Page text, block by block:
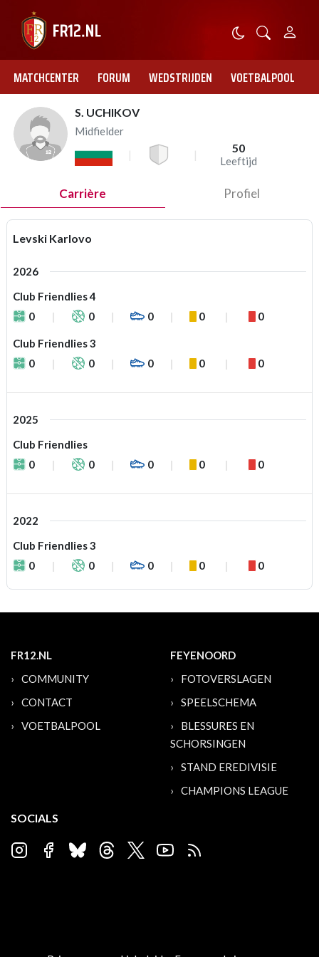
MATCHCENTER FORUM WEDSTRIJDEN VOETBALPOOL
S. UCHIKOV
Midfielder
50
Leeftijd
Carrière Profiel
Levski Karlovo
2026
Club Friendlies 4
0
0 0 0 0
Club Friendlies 3
0
0 0 0 0
2025
Club Friendlies
0
0 0 0 0
2022
Club Friendlies 3
0
0 0 0 0
FR12.NL
COMMUNITY
CONTACT
VOETBALPOOL
FEYENOORD
FOTOVERSLAGEN
SPEELSCHEMA
BLESSURES EN
SCHORSINGEN
STAND EREDIVISIE
CHAMPIONS LEAGUE
SOCIALS